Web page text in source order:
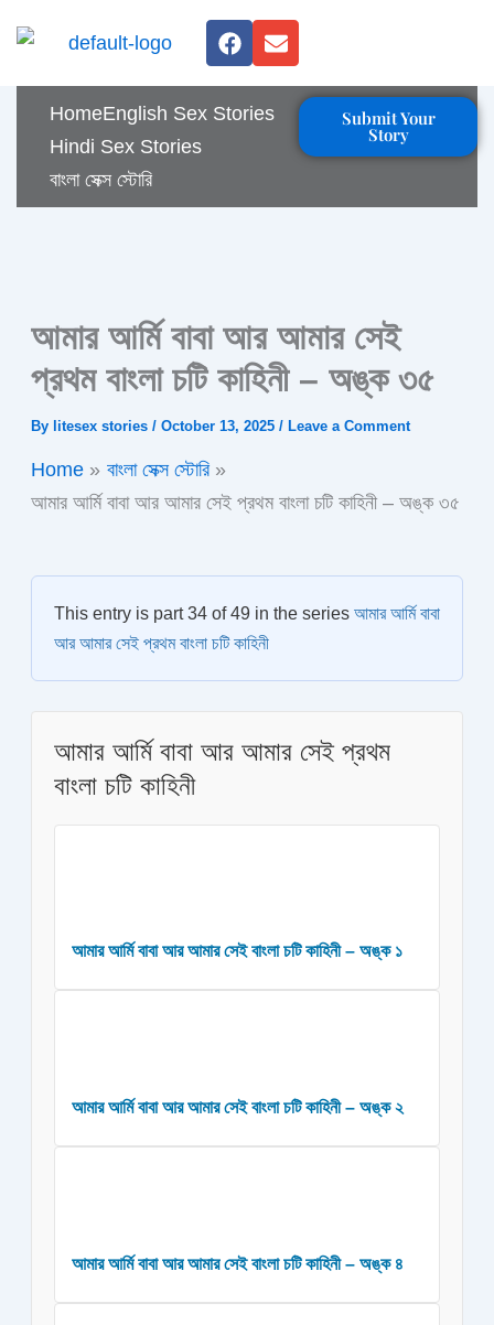
content
F
a
b
E
n
l
HomeEnglish Sex Stories
Hindi Sex Stories
বাংলা সেক্স স্টোরি
Submit Your
Story
আমার আর্মি বাবা আর আমার সেই
প্রথম বাংলা চটি কাহিনী – অঙ্ক ৩৫
By litesex stories / October 13, 2025 / Leave a Comment
Home
বাংলা সেক্স স্টোরি
আমার আর্মি বাবা আর আমার সেই প্রথম বাংলা চটি কাহিনী – অঙ্ক ৩৫
This entry is part 34 of 49 in the series আমার আর্মি বাবা
আর আমার সেই প্রথম বাংলা চটি কাহিনী
আমার আর্মি বাবা আর আমার সেই প্রথম
বাংলা চটি কাহিনী
আমার আর্মি বাবা আর আমার সেই বাংলা চটি কাহিনী – অঙ্ক ১
আমার আর্মি বাবা আর আমার সেই বাংলা চটি কাহিনী – অঙ্ক ২
আমার আর্মি বাবা আর আমার সেই বাংলা চটি কাহিনী – অঙ্ক ৪